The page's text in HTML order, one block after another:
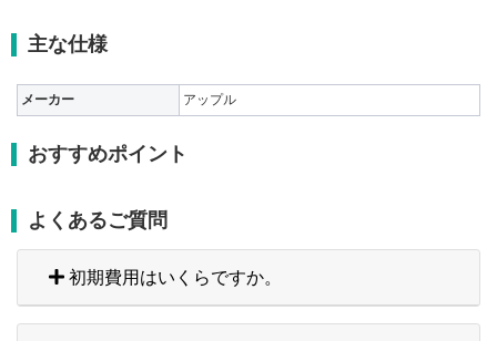
主な仕様
メーカー アップル
おすすめポイント
よくあるご質問
初期費用はいくらですか。